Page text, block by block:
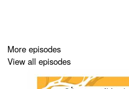
More episodes
View all episodes